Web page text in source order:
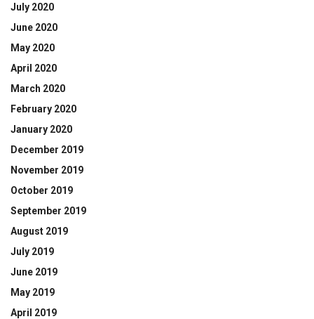
July 2020
June 2020
May 2020
April 2020
March 2020
February 2020
January 2020
December 2019
November 2019
October 2019
September 2019
August 2019
July 2019
June 2019
May 2019
April 2019